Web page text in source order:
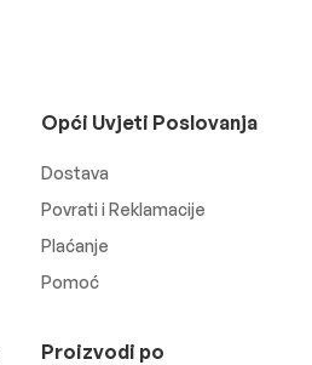
Opći Uvjeti Poslovanja
Dostava
Povrati i Reklamacije
Plaćanje
Pomoć
Proizvodi po